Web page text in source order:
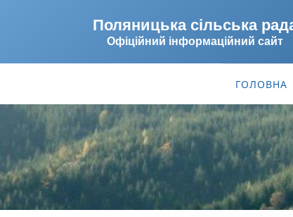
Поляницька сільська
Офіційний інформаційний сайт
ГОЛОВНА